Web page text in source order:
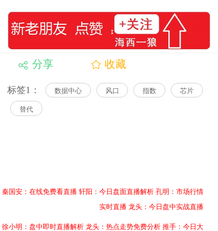
分享 收藏
标签1： 数据中心 风口 指数 芯片
替代
秦国安：在线免费看直播 轩阳：今日盘面直播解析 孔明：市场行情
实时直播 龙头：今日盘中实战直播
徐小明：盘中即时直播解析 龙头：热点走势免费分析 推手：今日大